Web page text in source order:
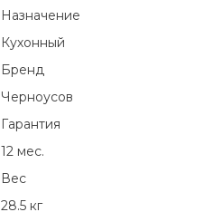
Назначение
Кухонный
Бренд
Черноусов
Гарантия
12 мес.
Вес
28.5 кг